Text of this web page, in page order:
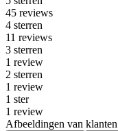
45 reviews
4 sterren
11 reviews
3 sterren
1 review
2 sterren
1 review
1 ster
1 review
Afbeeldingen van klanten